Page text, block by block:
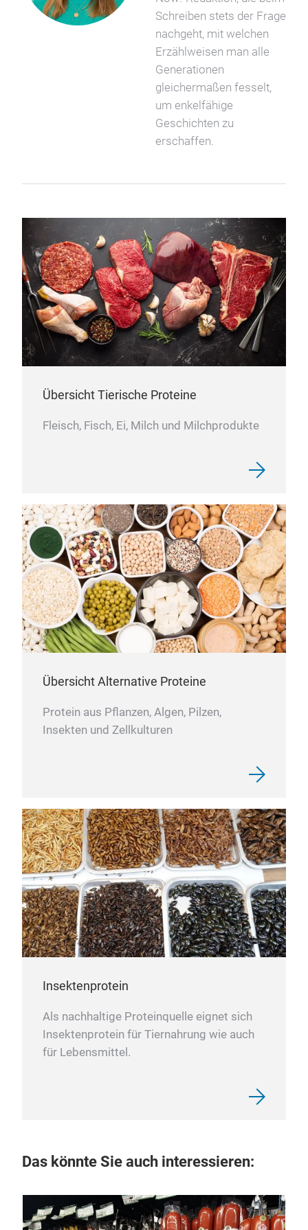
Schreiben stets der Frage
nachgeht, mit welchen
Erzählweisen man alle
Generationen
gleichermaßen fesselt,
um enkelfähige
Geschichten zu
erschaffen.
Übersicht Tierische Proteine
Fleisch, Fisch, Ei, Milch und Milchprodukte
Übersicht Alternative Proteine
Protein aus Pflanzen, Algen, Pilzen,
Insekten und Zellkulturen
Insektenprotein
Als nachhaltige Proteinquelle eignet sich
Insektenprotein für Tiernahrung wie auch
für Lebensmittel.
Das könnte Sie auch interessieren: